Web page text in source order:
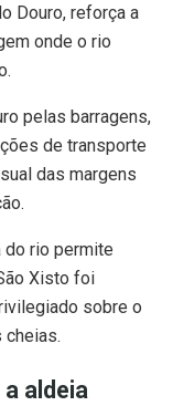
Douro, reforça a
onde o rio
pelas barragens,
de transporte
das margens
do rio permite
Xisto foi
sobre o
cheias.
aldeia